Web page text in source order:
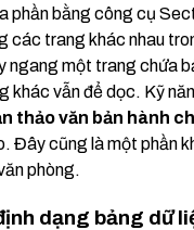
phần bằng công cụ
các trang khác nhau
ngang một trang chứa
khác vẫn để dọc. Kỹ
thảo văn bản hành
Đây cũng là một phần
phòng.
dạng bảng dữ